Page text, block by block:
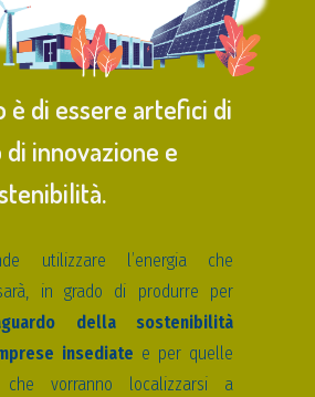
è di essere artefici di
innovazione e
utilizzare l’energia che
in grado di produrre per
della sostenibilità
insediate e per quelle
che vorranno localizzarsi a